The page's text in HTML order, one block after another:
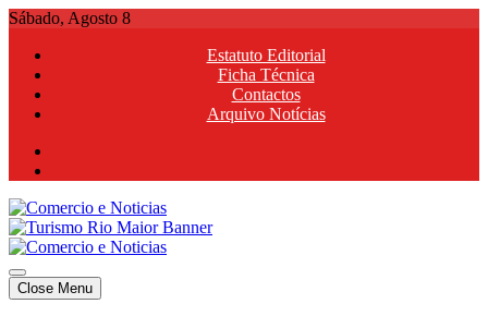
Skip
content
Sábado, Agosto 8
Estatuto Editorial
Ficha Técnica
Contactos
Arquivo Notícias
Comercio e Noticias
Notícias e Publicidade Online
Comercio e Noticias
Notícias e Publicidade Online
Close Menu